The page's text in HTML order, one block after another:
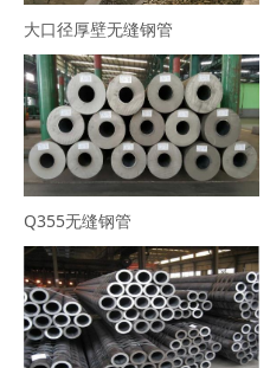
大口径厚壁无缝钢管
Q355无缝钢管